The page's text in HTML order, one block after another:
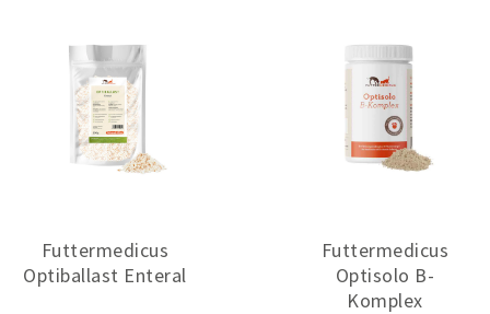
Futtermedicus
Optiballast Enteral
Futtermedicus
Optisolo B-
Komplex